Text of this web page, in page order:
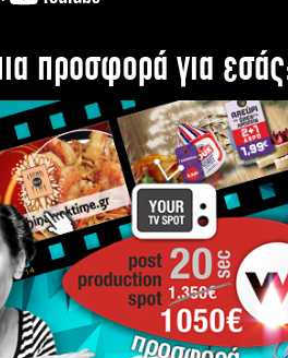
προσφορά για